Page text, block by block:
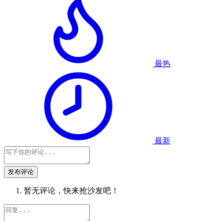
最热
最新
发布评论
暂无评论，快来抢沙发吧！